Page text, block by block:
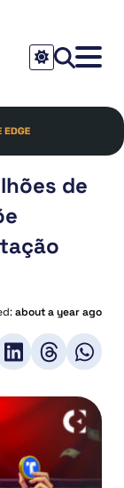
de
about a year ago